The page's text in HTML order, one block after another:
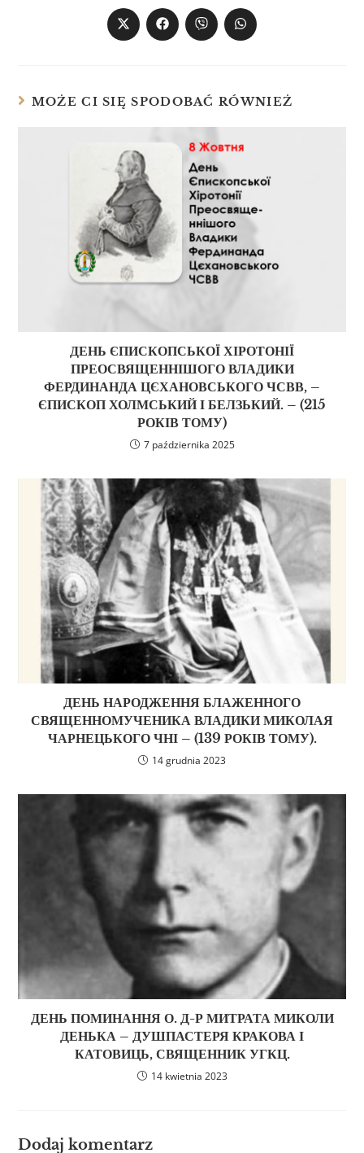
MOŻE CI SIĘ SPODOBAĆ RÓWNIEŻ
ДЕНЬ ЄПИСКОПСЬКОЇ ХІРОТОНІЇ
ПРЕОСВЯЩЕННІШОГО ВЛАДИКИ
ФЕРДИНАНДА ЦЄХАНОВСЬКОГО ЧСВВ, –
ЄПИСКОП ХОЛМСЬКИЙ І БЕЛЗЬКИЙ. – (215
РОКІВ ТОМУ)
7 października 2025
ДЕНЬ НАРОДЖЕННЯ БЛАЖЕННОГО
СВЯЩЕННОМУЧЕНИКА ВЛАДИКИ МИКОЛАЯ
ЧАРНЕЦЬКОГО ЧНІ – (139 РОКІВ ТОМУ).
14 grudnia 2023
ДЕНЬ ПОМИНАННЯ О. Д-Р МИТРАТА МИКОЛИ
ДЕНЬКА – ДУШПАСТЕРЯ КРАКОВА І
КАТОВИЦЬ, СВЯЩЕННИК УГКЦ.
14 kwietnia 2023
Dodaj komentarz